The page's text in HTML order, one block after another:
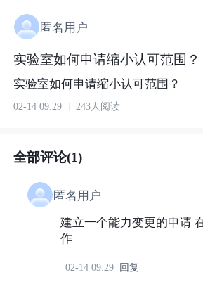
匿名用户
实验室如何申请缩小认可范围？
实验室如何申请缩小认可范围？
02-14 09:29 243人阅读
全部评论(1)
匿名用户
建立一个能力变更的申请
作
02-14 09:29 回复